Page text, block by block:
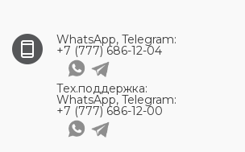
WhatsApp, Telegram:
+7 (777) 686-12-04
Тех.поддержка:
WhatsApp, Telegram:
+7 (777) 686-12-00